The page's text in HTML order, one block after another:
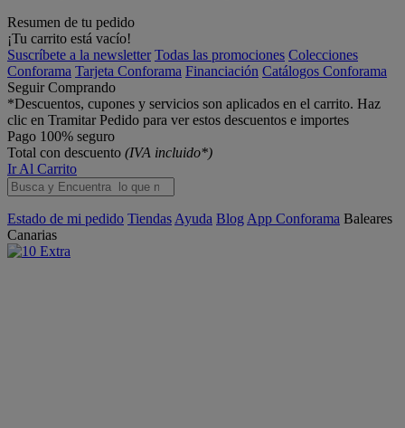
Resumen de tu pedido
¡Tu carrito está vacío!
Suscríbete a la newsletter Todas las promociones Colecciones
Conforama Tarjeta Conforama Financiación Catálogos Conforama
Seguir Comprando
*Descuentos, cupones y servicios son aplicados en el carrito. Haz
clic en Tramitar Pedido para ver estos descuentos e importes
Pago 100% seguro
Total con descuento (IVA incluido*)
Ir Al Carrito
Estado de mi pedido Tiendas Ayuda Blog App Conforama Baleares
Canarias